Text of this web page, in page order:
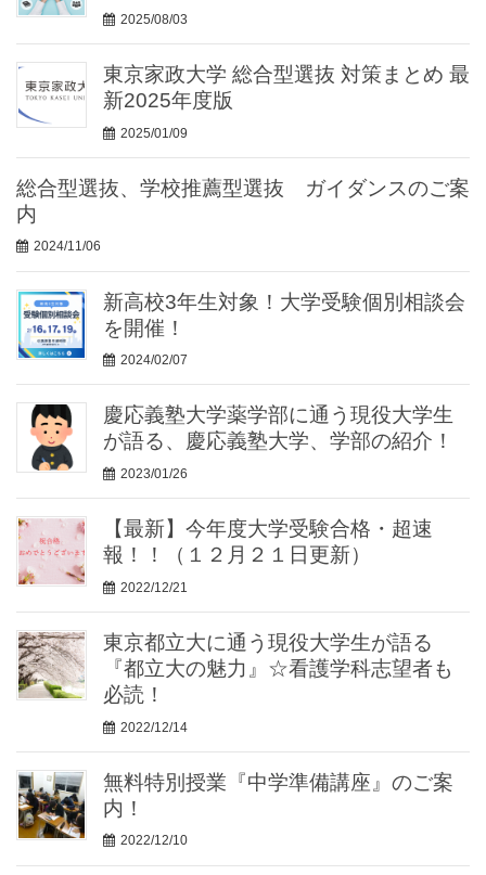
2025/08/03
東京家政大学 総合型選抜 対策まとめ 最
新2025年度版
2025/01/09
総合型選抜、学校推薦型選抜 ガイダンスのご案
内
2024/11/06
新高校3年生対象！大学受験個別相談会
を開催！
2024/02/07
慶応義塾大学薬学部に通う現役大学生
が語る、慶応義塾大学、学部の紹介！
2023/01/26
【最新】今年度大学受験合格・超速
報！！（１２月２１日更新）
2022/12/21
東京都立大に通う現役大学生が語る
『都立大の魅力』☆看護学科志望者も
必読！
2022/12/14
無料特別授業『中学準備講座』のご案
内！
2022/12/10